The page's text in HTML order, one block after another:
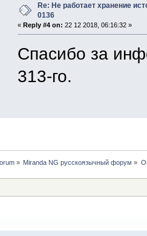
Re: Не работает хранение
0136
«Reply #4 on: 22 12 2018, 06:16:32 »
Спасибо за
313-го.
» Miranda NG русскоязычный форум »